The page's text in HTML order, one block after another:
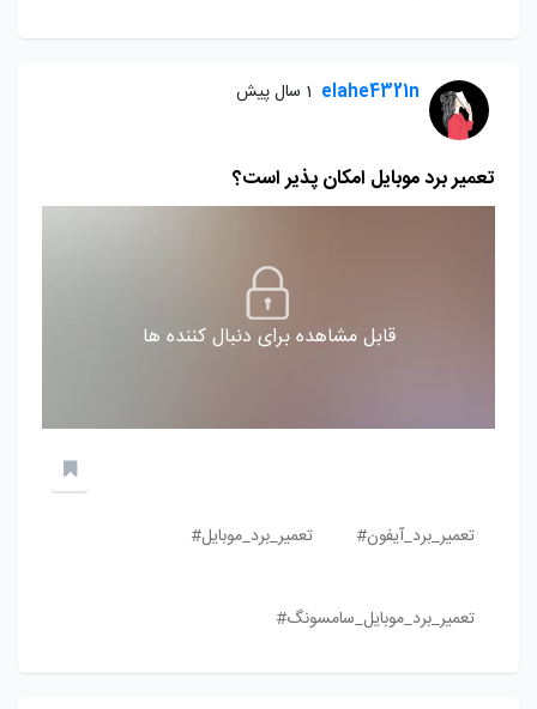
elahe4321n 1 سال پیش
تعمیر برد موبایل امکان پذیر است؟
قابل مشاهده برای دنبال کننده ها
تعمیر_برد_آیفون# تعمیر_برد_موبایل#
تعمیر_برد_موبایل_سامسونگ#